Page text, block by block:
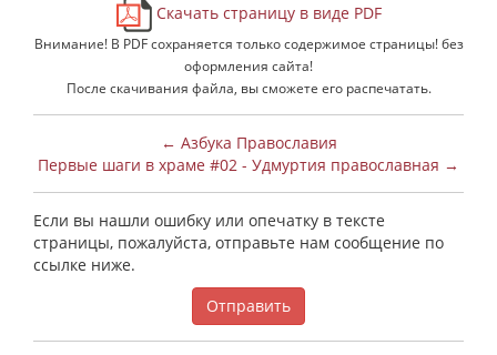
Скачать страницу в виде PDF
Внимание! В PDF сохраняется только содержимое страницы! без
оформления сайта!
После скачивания файла, вы сможете его распечатать.
← Азбука Православия
Первые шаги в храме #02 - Удмуртия православная →
Если вы нашли ошибку или опечатку в тексте
страницы, пожалуйста, отправьте нам сообщение по
ссылке ниже.
Отправить